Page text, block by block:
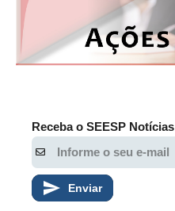
Receba o SEESP Notícias
Enviar